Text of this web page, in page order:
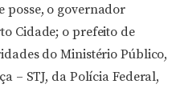
posse, o governador
Cidade; o prefeito de
do Ministério Público,
– STJ, da Polícia Federal,